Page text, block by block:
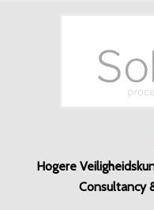
Hogere
Consultancy